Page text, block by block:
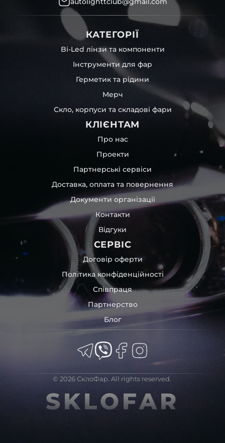
КАТЕГОРІЇ
Bi-Led лінзи та компоненти
Інструменти для фар
Герметик та рідини
Мерч
Скло, корпуси та складові фари
КЛІЄНТАМ
Про нас
Проекти
Партнерські сервіси
Доставка, оплата та повернення
Документи організації
Контакти
Відгуки
СЕРВІС
Договір оферти
Політика конфіденційності
Співпраця
Партнерство
Блог
© 2026 СклоФар. All rights reserved.
SKLOFAR